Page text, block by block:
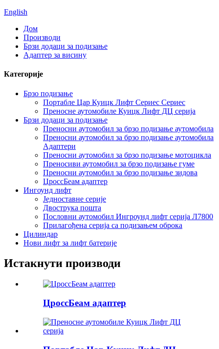
English
Дом
Производи
Брзи додаци за подизање
Адаптер за висину
Категорије
Брзо подизање
Портабле Цар Куицк Лифт Сериес Сериес
Преносне аутомобиле Куицк Лифт ДЦ серија
Брзи додаци за подизање
Преносни аутомобил за брзо подизање аутомобила
Преносни аутомобил за брзо подизање аутомобила
Адаптери
Преносни аутомобил за брзо подизање мотоцикла
Преносиви аутомобил за брзо подизање гуме
Преносни аутомобил за брзо подизање зидова
ЦроссБеам адаптер
Ингоунд лифт
Једноставне серије
Двострука пошта
Пословни аутомобил Ингроунд лифт серија Л7800
Прилагођена серија са подизањем оброка
Цилиндар
Нови лифт за лифт батерије
Истакнути производи
ЦроссБеам адаптер